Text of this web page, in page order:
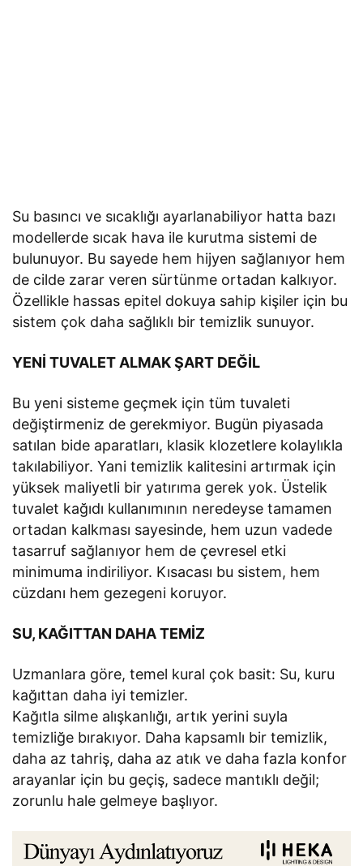
Su basıncı ve sıcaklığı ayarlanabiliyor hatta bazı
modellerde sıcak hava ile kurutma sistemi de
bulunuyor. Bu sayede hem hijyen sağlanıyor hem
de cilde zarar veren sürtünme ortadan kalkıyor.
Özellikle hassas epitel dokuya sahip kişiler için bu
sistem çok daha sağlıklı bir temizlik sunuyor.
YENİ TUVALET ALMAK ŞART DEĞİL
Bu yeni sisteme geçmek için tüm tuvaleti
değiştirmeniz de gerekmiyor. Bugün piyasada
satılan bide aparatları, klasik klozetlere kolaylıkla
takılabiliyor. Yani temizlik kalitesini artırmak için
yüksek maliyetli bir yatırıma gerek yok. Üstelik
tuvalet kağıdı kullanımının neredeyse tamamen
ortadan kalkması sayesinde, hem uzun vadede
tasarruf sağlanıyor hem de çevresel etki
minimuma indiriliyor. Kısacası bu sistem, hem
cüzdanı hem gezegeni koruyor.
SU, KAĞITTAN DAHA TEMİZ
Uzmanlara göre, temel kural çok basit: Su, kuru
kağıttan daha iyi temizler.
Kağıtla silme alışkanlığı, artık yerini suyla
temizliğe bırakıyor. Daha kapsamlı bir temizlik,
daha az tahriş, daha az atık ve daha fazla konfor
arayanlar için bu geçiş, sadece mantıklı değil;
zorunlu hale gelmeye başlıyor.